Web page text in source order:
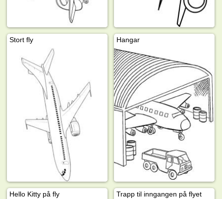
Stort fly Hangar
Hello Kitty på fly Trapp til inngangen på flyet